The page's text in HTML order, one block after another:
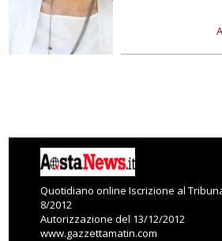
Quotidiano online Iscrizione al
8/2012
Autorizzazione del 13/12/2012
www.gazzettamatin.com